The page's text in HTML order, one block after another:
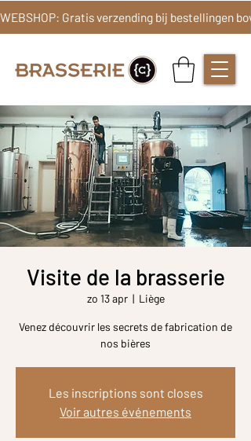
Visite de la brasserie
zo 13 apr
  |
Liège
Venez découvrir les secrets de fabrication de
nos bières
Les inscriptions sont closes
Voir autres événements